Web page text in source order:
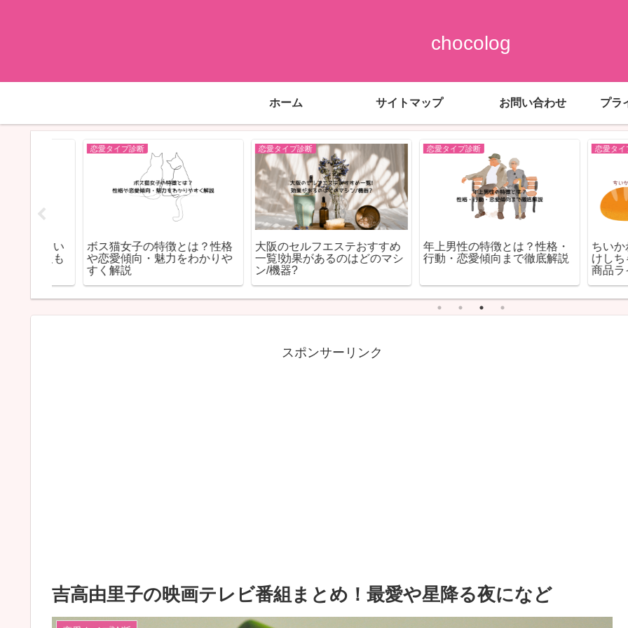
chocolog
ホーム サイトマップ お問い合わせ プラ
恋愛タイプ診断
ボス猫女子の特徴とは？性格
や恋愛傾向・魅力をわかりや
すく解説
恋愛タイプ診断
大阪のセルフエステおすすめ
一覧!効果があるのはどのマシ
ン/機器?
恋愛タイプ診断
年上男性の特徴とは？性格・
行動・恋愛傾向まで徹底解説
恋愛タイプ診断
ちいかわﾍﾞ
けしちゃっ
商品ライン
スポンサーリンク
吉高由里子の映画テレビ番組まとめ！最愛や星降る夜になど